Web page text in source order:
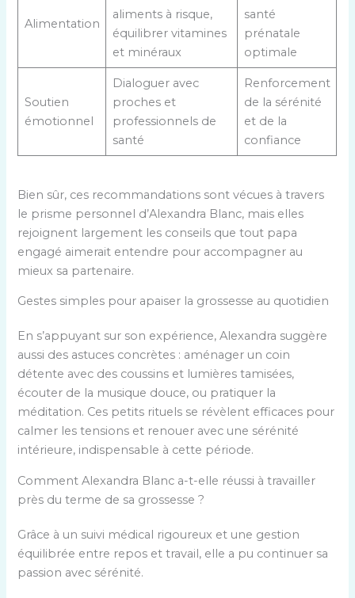
Alimentation
aliments à risque,
équilibrer vitamines
et minéraux
santé
prénatale
optimale
Soutien
émotionnel
Dialoguer avec
proches et
professionnels de
santé
Renforcement
de la sérénité
et de la
confiance
Bien sûr, ces recommandations sont vécues à travers
le prisme personnel d’Alexandra Blanc, mais elles
rejoignent largement les conseils que tout papa
engagé aimerait entendre pour accompagner au
mieux sa partenaire.
Gestes simples pour apaiser la grossesse au quotidien
En s’appuyant sur son expérience, Alexandra suggère
aussi des astuces concrètes : aménager un coin
détente avec des coussins et lumières tamisées,
écouter de la musique douce, ou pratiquer la
méditation. Ces petits rituels se révèlent efficaces pour
calmer les tensions et renouer avec une sérénité
intérieure, indispensable à cette période.
Comment Alexandra Blanc a-t-elle réussi à travailler
près du terme de sa grossesse ?
Grâce à un suivi médical rigoureux et une gestion
équilibrée entre repos et travail, elle a pu continuer sa
passion avec sérénité.